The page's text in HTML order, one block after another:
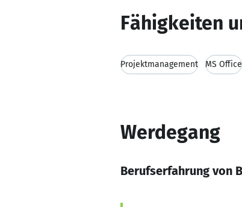
Fähigkeiten
Projektmanagement MS Office
Werdegang
Berufserfahrung von